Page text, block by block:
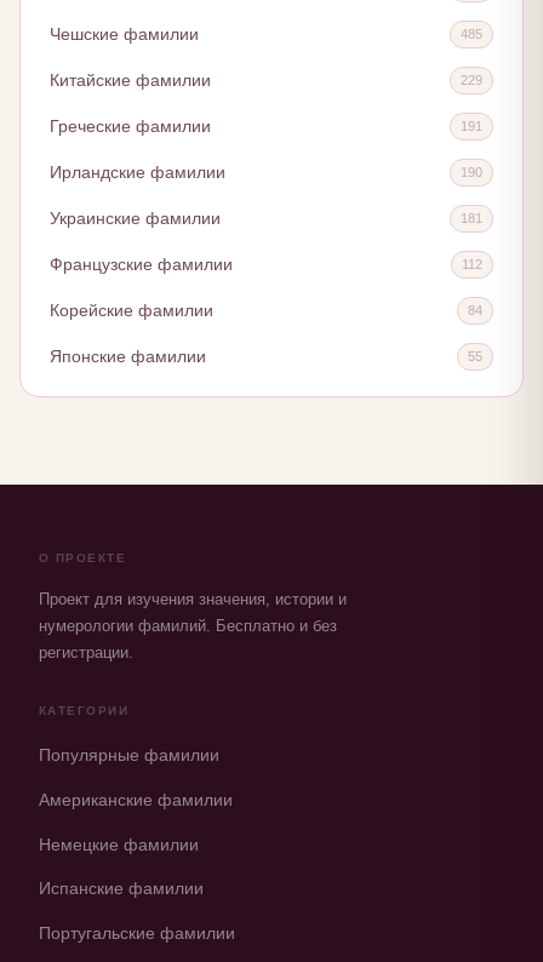
Чешские фамилии 485
Китайские фамилии 229
Греческие фамилии 191
Ирландские фамилии 190
Украинские фамилии 181
Французские фамилии 112
Корейские фамилии 84
Японские фамилии 55
О ПРОЕКТЕ
Проект для изучения значения, истории и
нумерологии фамилий. Бесплатно и без
регистрации.
КАТЕГОРИИ
Популярные фамилии
Американские фамилии
Немецкие фамилии
Испанские фамилии
Португальские фамилии